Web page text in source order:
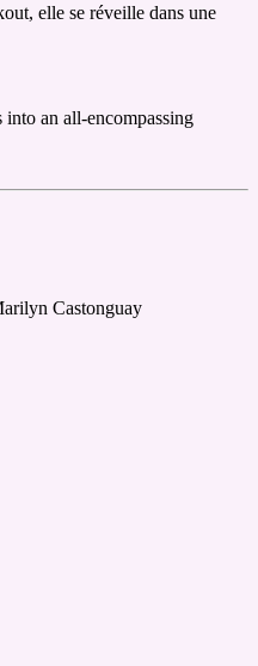
elle se réveille dans une
an all-encompassing
Castonguay